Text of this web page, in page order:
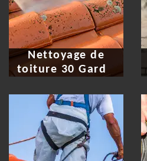
Nettoyage de
toiture 30 Gard